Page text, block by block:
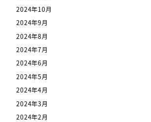
2024年10月
2024年9月
2024年8月
2024年7月
2024年6月
2024年5月
2024年4月
2024年3月
2024年2月